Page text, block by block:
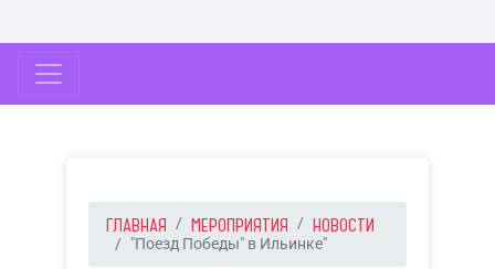
ГЛАВНАЯ МЕРОПРИЯТИЯ НОВОСТИ
"Поезд Победы" в Ильинке"